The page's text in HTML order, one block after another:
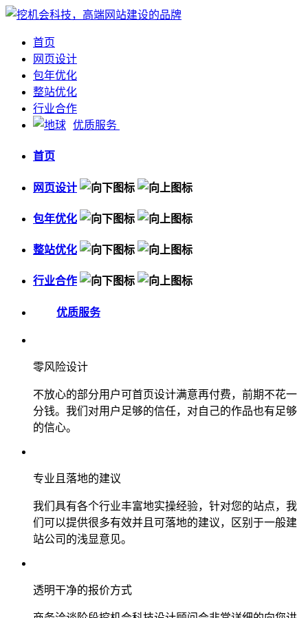
首页
网页设计
包年优化
整站优化
行业合作
优质服务
首页
网页设计
包年优化
整站优化
行业合作
优质服务
零风险设计
不放心的部分用户可首页设计满意再付费，前期不花一
分钱。我们对用户足够的信任，对自己的作品也有足够
的信心。
专业且落地的建议
我们具有各个行业丰富地实操经验，针对您的站点，我
们可以提供很多有效并且可落地的建议，区别于一般建
站公司的浅显意见。
透明干净的报价方式